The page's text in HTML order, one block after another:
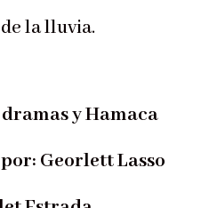
la lluvia.
y Hamaca
Georlett Lasso